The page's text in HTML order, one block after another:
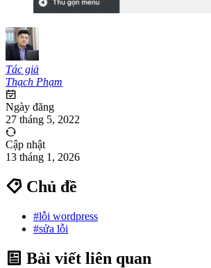
Tác giả
Thạch Phạm
Ngày đăng
27 tháng 5, 2022
Cập nhật
13 tháng 1, 2026
Chủ đề
#lỗi wordpress
#sửa lỗi
Bài viết liên quan